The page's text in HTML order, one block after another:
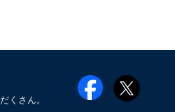
くさん。